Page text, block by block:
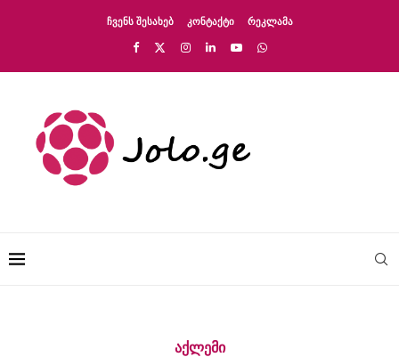
ᲩᲕᲔᲜᲡ ᲨᲔᲡᲐᲮᲔᲑ ᲙᲝᲜᲢᲐᲥᲢᲘ ᲠᲔᲙᲚᲐᲛᲐ
ᲐᲥᲚᲔᲛᲘ